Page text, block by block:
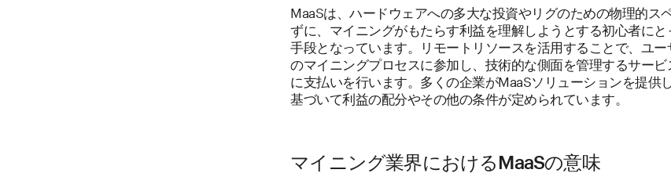
MaaSは、ハードウェアへの多大な投資やリグのための物理的ス
ずに、マイニングがもたらす利益を理解しようとする初心者に
手段となっています。リモートリソースを活用することで、ユ
のマイニングプロセスに参加し、技術的な側面を管理するサー
に支払いを行います。多くの企業がMaaSソリューションを提供
基づいて利益の配分やその他の条件が定められています。
マイニング業界におけるMaaSの意味